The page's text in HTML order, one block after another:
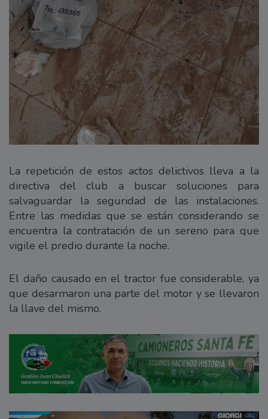
La repetición de estos actos delictivos lleva a la
directiva del club a buscar soluciones para
salvaguardar la seguridad de las instalaciones.
Entre las medidas que se están considerando se
encuentra la contratación de un sereno para que
vigile el predio durante la noche.
El daño causado en el tractor fue considerable, ya
que desarmaron una parte del motor y se llevaron
la llave del mismo.